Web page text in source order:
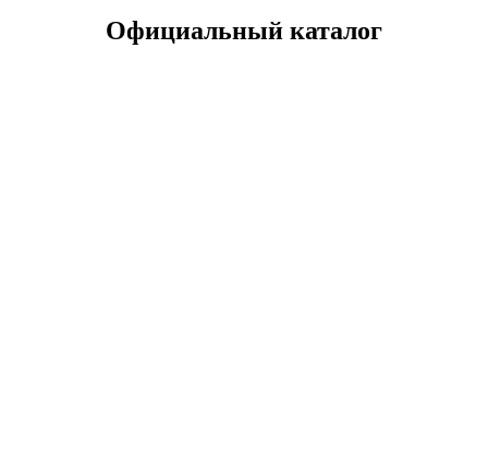
Официальный каталог